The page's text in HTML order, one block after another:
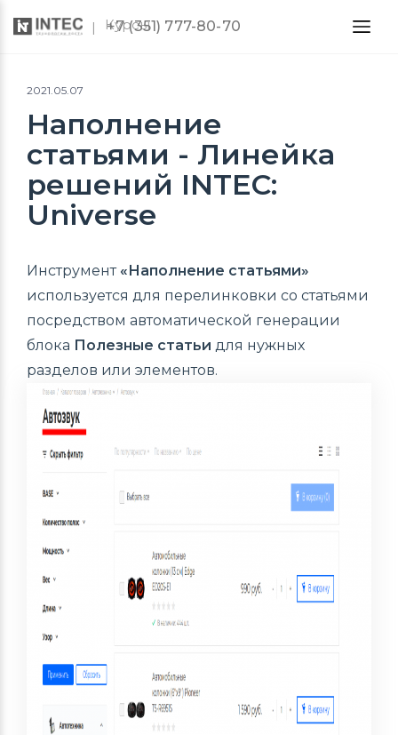
Курсы
+7 (351) 777-80-70
2021.05.07
Наполнение
статьями - Линейка
решений INTEC:
Universe
Инструмент «Наполнение статьями»
используется для перелинковки со статьями
посредством автоматической генерации
блока Полезные статьи для нужных
разделов или элементов.